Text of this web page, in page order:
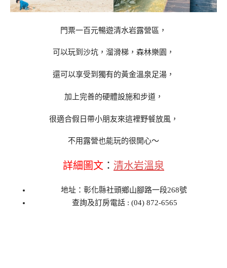
門票一百元暢遊清水岩露營區，
可以玩到沙坑，溜滑梯，森林樂園，
還可以享受到獨有的黃金溫泉足湯，
加上完善的硬體設施和步道，
很適合假日帶小朋友來這裡野餐放風，
不用露營也能玩的很開心～
詳細圖文 ： 清水岩溫泉
地址：彰化縣社頭鄉山腳路一段268號
查詢及訂房電話 : (04) 872-6565